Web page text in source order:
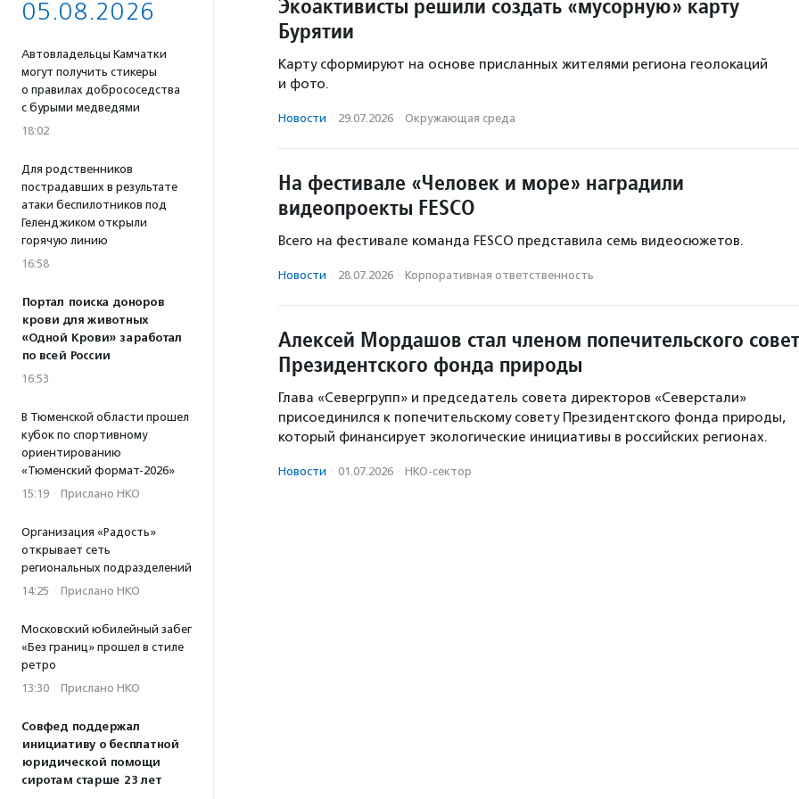
05.08.2026
Автовладельцы Камчатки
могут получить стикеры
о правилах добрососедства
с бурыми медведями
18:02
Для родственников
пострадавших в результате
атаки беспилотников под
Геленджиком открыли
горячую линию
16:58
Портал поиска доноров
крови для животных
«Одной Крови» заработал
по всей России
16:53
В Тюменской области прошел
кубок по спортивному
ориентированию
«Тюменский формат-2026»
15:19 · Прислано НКО
Организация «Радость»
открывает сеть
региональных подразделений
14:25 · Прислано НКО
Московский юбилейный забег
«Без границ» прошел в стиле
ретро
13:30 · Прислано НКО
Совфед поддержал
инициативу о бесплатной
юридической помощи
сиротам старше 23 лет
Экоактивисты решили создать «мусорную» карту
Бурятии
Карту сформируют на основе присланных жителями региона геолокаций
и фото.
Новости · 29.07.2026 · Окружающая среда
На фестивале «Человек и море» наградили
видеопроекты FESCO
Всего на фестивале команда FESCO представила семь видеосюжетов.
Новости · 28.07.2026 · Корпоративная ответственность
Алексей Мордашов стал членом попечительского
Президентского фонда природы
Глава «Севергрупп» и председатель совета директоров «Северстали»
присоединился к попечительскому совету Президентского фонда природы,
который финансирует экологические инициативы в российских регионах.
Новости · 01.07.2026 · НКО-сектор